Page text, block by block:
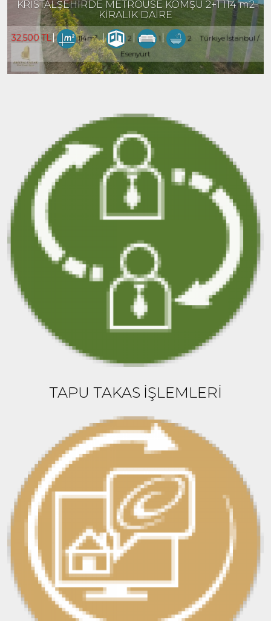
KRİSTALŞEHİRDE METROÜSE KOMŞU 2+1 114 m2
KİRALIK DAİRE
32,500 TL 114m² 2 1 2
Türkiye İstanbul /
Esenyurt
TAPU TAKAS İŞLEMLERİ